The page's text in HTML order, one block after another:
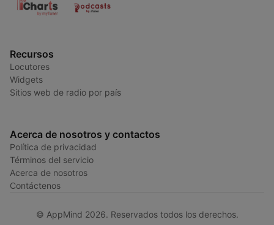
Recursos
Locutores
Widgets
Sitios web de radio por país
Acerca de nosotros y contactos
Política de privacidad
Términos del servicio
Acerca de nosotros
Contáctenos
© AppMind 2026. Reservados todos los derechos.